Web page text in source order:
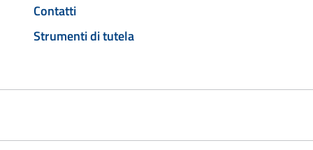
Contatti
Strumenti di tutela